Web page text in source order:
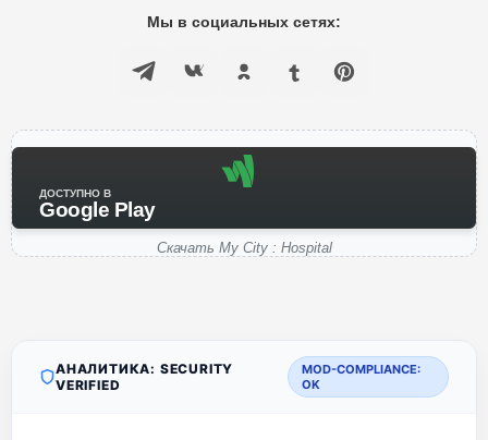
Мы в социальных сетях:
ДОСТУПНО В
Google Play
Скачать My City : Hospital
АНАЛИТИКА: SECURITY
VERIFIED
MOD-COMPLIANCE:
OK